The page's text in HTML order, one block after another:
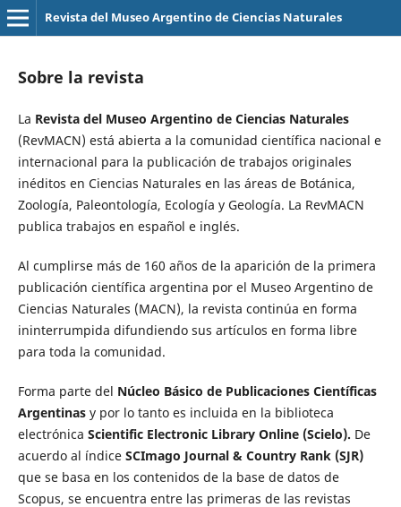
Revista del Museo Argentino de Ciencias Naturales
Sobre la revista
La Revista del Museo Argentino de Ciencias Naturales
(RevMACN) está abierta a la comunidad científica nacional e
internacional para la publicación de trabajos originales
inéditos en Ciencias Naturales en las áreas de Botánica,
Zoología, Paleontología, Ecología y Geología. La RevMACN
publica trabajos en español e inglés.
Al cumplirse más de 160 años de la aparición de la primera
publicación científica argentina por el Museo Argentino de
Ciencias Naturales (MACN), la revista continúa en forma
ininterrumpida difundiendo sus artículos en forma libre
para toda la comunidad.
Forma parte del Núcleo Básico de Publicaciones Científicas
Argentinasy por lo tanto es incluida en la biblioteca
electrónica Scientific Electronic Library Online (Scielo). De
acuerdo al índice SCImago Journal & Country Rank (SJR)
que se basa en los contenidos de la base de datos de
Scopus, se encuentra entre las primeras de las revistas